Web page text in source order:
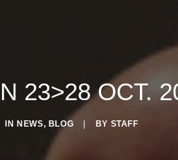
23>28 OCT.
IN NEWS, BLOG BY STAFF